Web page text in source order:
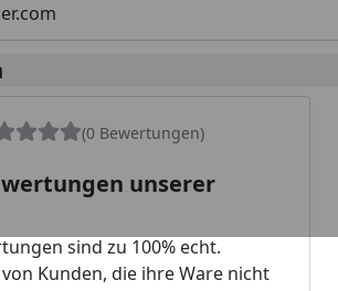
(0 Bewertungen)
unserer
sind zu 100% echt.
Kunden, die ihre Ware nicht